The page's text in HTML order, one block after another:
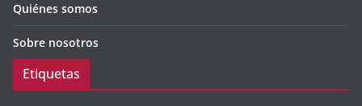
Quiénes somos
Sobre nosotros
Etiquetas